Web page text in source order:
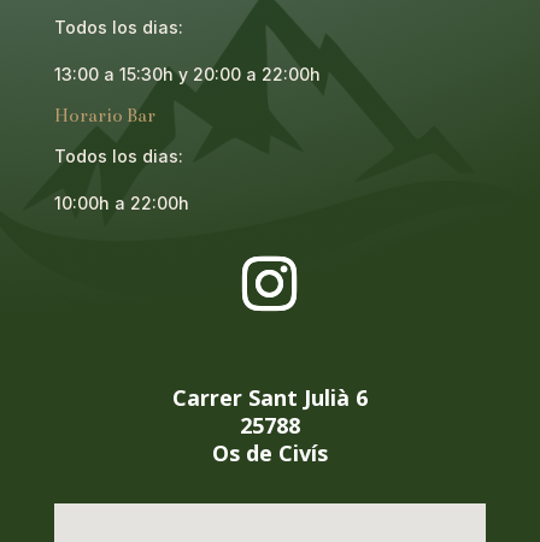
Todos los dias:
13:00 a 15:30h y 20:00 a 22:00h
Horario Bar
Todos los dias:
10:00h a 22:00h
Carrer Sant Julià 6
25788
Os de Civís